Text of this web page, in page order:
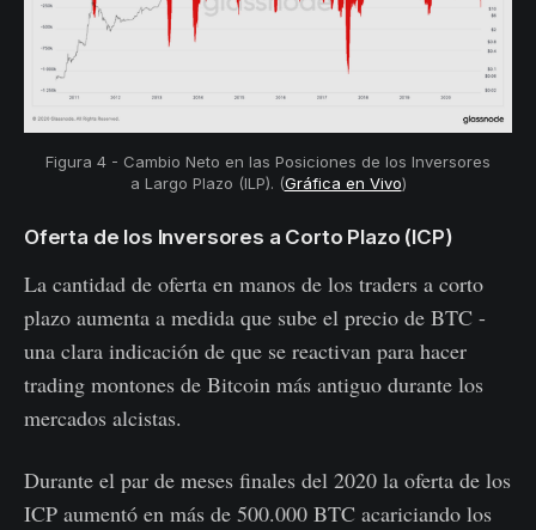
Figura 4 - Cambio Neto en las Posiciones de los Inversores
a Largo Plazo (ILP). (Gráfica en Vivo)
Oferta de los Inversores a Corto Plazo (ICP)
La cantidad de oferta en manos de los traders a corto
plazo aumenta a medida que sube el precio de BTC -
una clara indicación de que se reactivan para hacer
trading montones de Bitcoin más antiguo durante los
mercados alcistas.
Durante el par de meses finales del 2020 la oferta de los
ICP aumentó en más de 500.000 BTC acariciando los